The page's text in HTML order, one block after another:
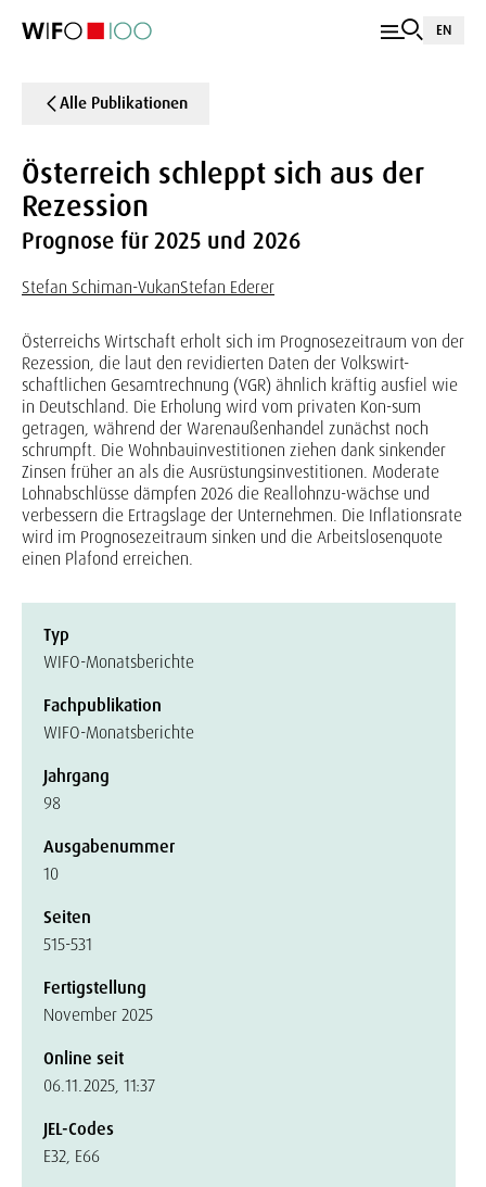
EN
Alle Publikationen
Österreich schleppt sich aus der
Rezession
Prognose für 2025 und 2026
Stefan Schiman-VukanStefan Ederer
Österreichs Wirtschaft erholt sich im Prognosezeitraum von der
Rezession, die laut den revidierten Daten der Volkswirt-
schaftlichen Gesamtrechnung (VGR) ähnlich kräftig ausfiel wie
in Deutschland. Die Erholung wird vom privaten Kon-sum
getragen, während der Warenaußenhandel zunächst noch
schrumpft. Die Wohnbauinvestitionen ziehen dank sinkender
Zinsen früher an als die Ausrüstungsinvestitionen. Moderate
Lohnabschlüsse dämpfen 2026 die Reallohnzu-wächse und
verbessern die Ertragslage der Unternehmen. Die Inflationsrate
wird im Prognosezeitraum sinken und die Arbeitslosenquote
einen Plafond erreichen.
Typ
WIFO-Monatsberichte
Fachpublikation
WIFO-Monatsberichte
Jahrgang
98
Ausgabenummer
10
Seiten
515-531
Fertigstellung
November 2025
Online seit
06.11.2025, 11:37
JEL-Codes
E32, E66